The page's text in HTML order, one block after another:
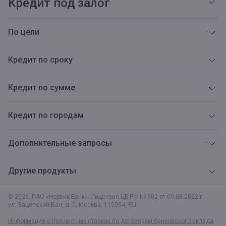
© 2026, ПАО «Норвик Банк». Лицензия ЦБ РФ № 902 от 09.08.2022 г.
ул. Зацепский Вал, д. 5, Москва, 115054, RU
Информация о процентных ставках по договорам банковского вклада
Кредит под залог
По цели
Кредит по сроку
Кредит по сумме
Кредит по городам
Дополнительные запросы
Другие продукты